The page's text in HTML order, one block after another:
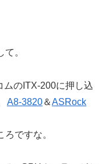
。
ムのITX-200に押し込
A8-3820＆ASRock
ですな。